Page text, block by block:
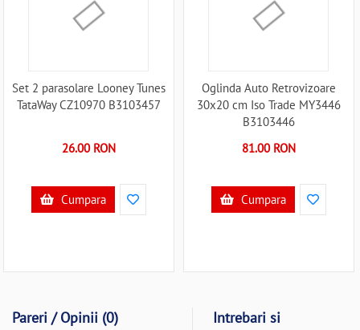
Set 2 parasolare Looney Tunes
TataWay CZ10970 B3103457
26.00 RON
Cumpara
Oglinda Auto Retrovizoare
30x20 cm Iso Trade MY3446
B3103446
81.00 RON
Cumpara
Pareri / Opinii (0)
Intrebari si